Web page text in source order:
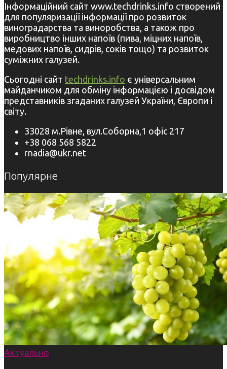
Інформаційний сайт www.techdrinks.info створений
для популяризації інформації про розвиток
виноградарства та виноробства, а також про
виробництво інших напоїв (пива, міцних напоїв,
медових напоїв, сидрів, соків тощо) та розвиток
суміжних галузей.
Сьогодні сайт techdrinks.info є універсальним
майданчиком для обміну інформацією і досвідом
представників згаданих галузей України, Європи і
світу.
33028 м.Рівне, вул.Соборна,1 офіс 217
+38 068 568 5822
rnadia@ukr.net
Популярне
Актуально